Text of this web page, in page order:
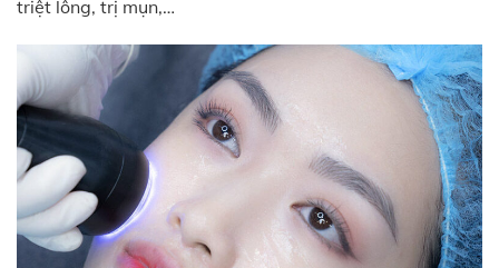
triệt lông, trị mụn,…